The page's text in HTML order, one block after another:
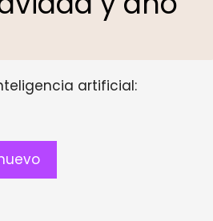
artificial: